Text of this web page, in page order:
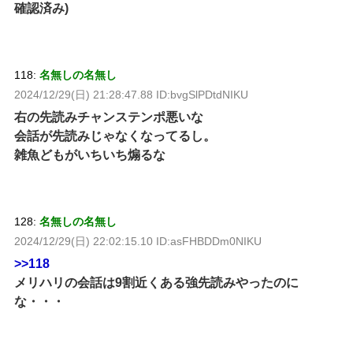
確認済み)
118: 名無しの名無し
2024/12/29(日) 21:28:47.88 ID:bvgSlPDtdNIKU
右の先読みチャンステンポ悪いな
会話が先読みじゃなくなってるし。
雑魚どもがいちいち煽るな
128: 名無しの名無し
2024/12/29(日) 22:02:15.10 ID:asFHBDDm0NIKU
>>118
メリハリの会話は9割近くある強先読みやったのに
な・・・